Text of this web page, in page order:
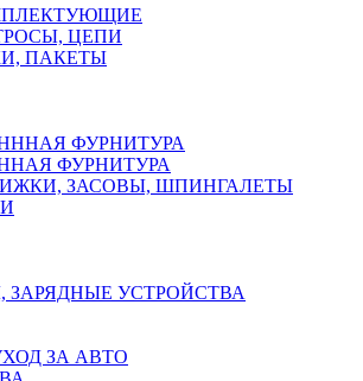
ЦЕПИ
ПАКЕТЫ
ФУРНИТУРА
ФУРНИТУРА
ЗАСОВЫ, ШПИНГАЛЕТЫ
ЗАРЯДНЫЕ УСТРОЙСТВА
ЗА АВТО